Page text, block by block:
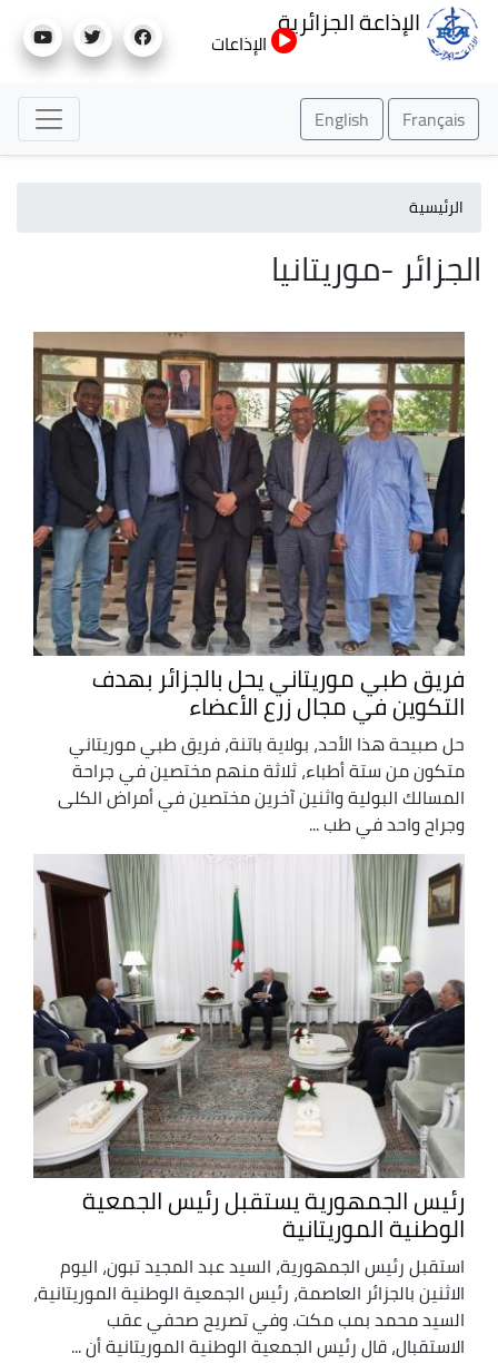
إلى
الإذاعة الجزائرية
الإذاعات
Français
English
الرئيسية
الجزائر -موريتانيا
فريق طبي موريتاني يحل بالجزائر بهدف
التكوين في مجال زرع الأعضاء
حل صبيحة هذا الأحد، بولاية باتنة، فريق طبي موريتاني
متكون من ستة أطباء، ثلاثة منهم مختصين في جراحة
المسالك البولية واثنين آخرين مختصين في أمراض الكلى
وجراح واحد في طب ...
رئيس الجمهورية يستقبل رئيس الجمعية
الوطنية الموريتانية
استقبل رئيس الجمهورية، السيد عبد المجيد تبون، اليوم
الاثنين بالجزائر العاصمة، رئيس الجمعية الوطنية الموريتانية،
السيد محمد بمب مكت. وفي تصريح صحفي عقب
الاستقبال، قال رئيس الجمعية الوطنية الموريتانية أن ...